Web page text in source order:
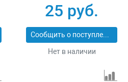
49400-15
25 руб.
Сообщить о поступлении
Нет в наличии